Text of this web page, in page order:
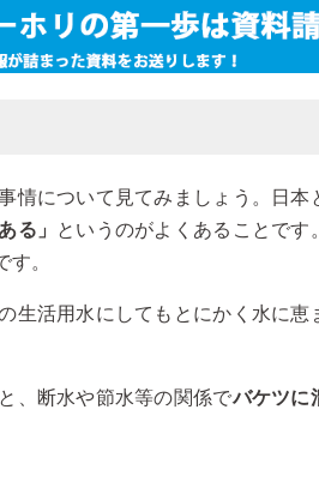
情について見てみましょう。日本
る」
というのがよくあることです
。
生活用水にしてもとにかく水に恵
、断水や節水等の関係でバケツに